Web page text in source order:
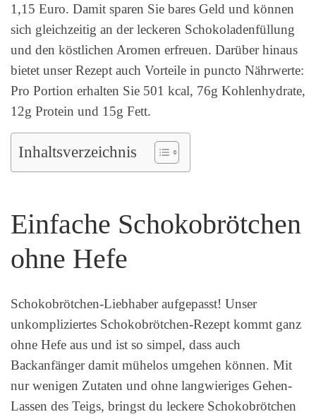
1,15 Euro. Damit sparen Sie bares Geld und können
sich gleichzeitig an der leckeren Schokoladenfüllung
und den köstlichen Aromen erfreuen. Darüber hinaus
bietet unser Rezept auch Vorteile in puncto Nährwerte:
Pro Portion erhalten Sie 501 kcal, 76g Kohlenhydrate,
12g Protein und 15g Fett.
Inhaltsverzeichnis
Einfache Schokobrötchen
ohne Hefe
Schokobrötchen-Liebhaber aufgepasst! Unser
unkompliziertes Schokobrötchen-Rezept kommt ganz
ohne Hefe aus und ist so simpel, dass auch
Backanfänger damit mühelos umgehen können. Mit
nur wenigen Zutaten und ohne langwieriges Gehen-
Lassen des Teigs, bringst du leckere Schokobrötchen